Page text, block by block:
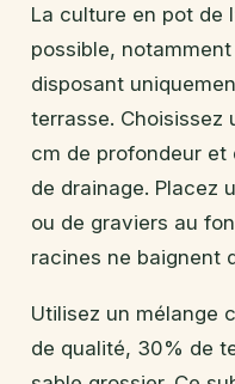
La culture en pot de
possible,
disposant
terrasse. Choisissez
cm de profondeur et
de drainage. Placez
ou de graviers au
racines ne baignent
Utilisez un mélange
de qualité, 30% de